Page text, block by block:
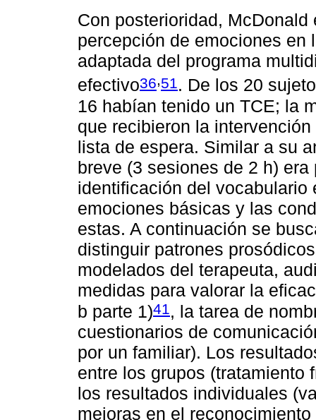
Con posterioridad, McDonald
percepción de emociones en
adaptada del programa
efectivo36,51 . De los 20
16 habían tenido un TCE; la
que recibieron la
lista de espera. Similar a su
breve (3 sesiones de 2 h)
identificación del
emociones básicas y las
estas. A continuación se
distinguir patrones
modelados del terapeuta,
medidas para valorar la
b parte 1)41, la tarea de
cuestionarios de
por un familiar). Los
entre los grupos (tratamiento
los resultados individuales
mejoras en el